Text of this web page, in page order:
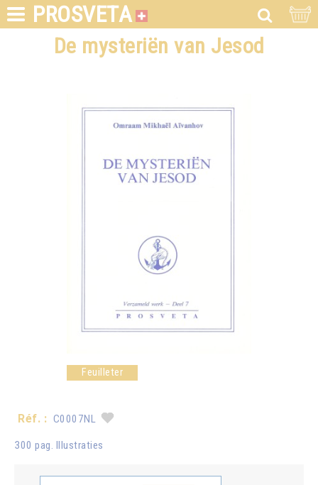
PROSVETA
De mysteriën van Jesod
Feuilleter
Réf. : C0007NL
300 pag. Illustraties